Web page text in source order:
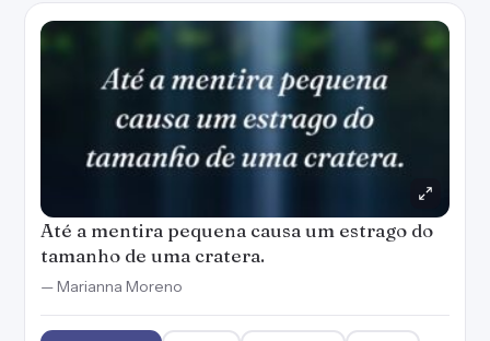
Até a mentira pequena causa um estrago do
tamanho de uma cratera.
— Marianna Moreno